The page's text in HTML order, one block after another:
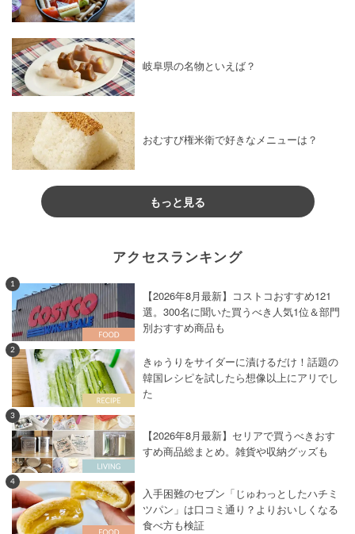
岐阜県の名物といえば？
おむすび権米衛で好きなメニューは？
もっと見る
アクセスランキング
1
【2026年8月最新】コストコおすすめ121
選。300名に聞いた買うべき人気1位＆部門
別おすすめ商品も
2
きゅうりをサイダーに漬けるだけ！話題の
韓国レシピを試したら想像以上にアリでし
た
3
【2026年8月最新】セリアで買うべきおす
すめ商品総まとめ。雑貨や収納グッズも
4
入手困難のセブン「じゅわっとしたハチミ
ツパン」は口コミ通り？よりおいしくなる
食べ方も検証